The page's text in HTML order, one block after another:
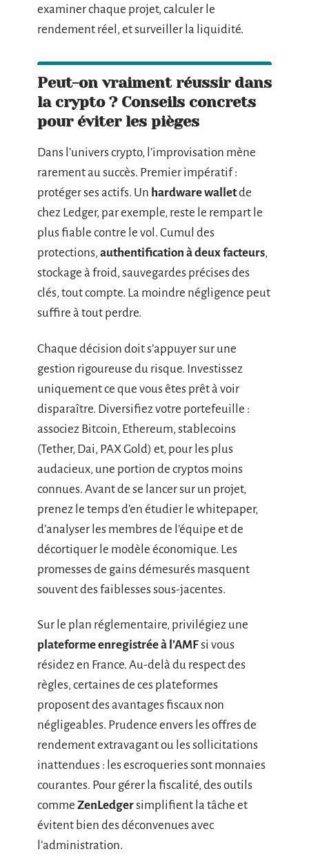
examiner chaque projet, calculer le
rendement réel, et surveiller la liquidité.
Peut-on vraiment réussir dans
la crypto ? Conseils concrets
pour éviter les pièges
Dans l’univers crypto, l’improvisation mène
rarement au succès. Premier impératif :
protéger ses actifs. Un hardware walletde
chez Ledger, par exemple, reste le rempart le
plus fiable contre le vol. Cumul des
protections,authentification à deux facteurs,
stockage à froid, sauvegardes précises des
clés, tout compte. La moindre négligence peut
suffire à tout perdre.
Chaque décision doit s’appuyer sur une
gestion rigoureuse du risque. Investissez
uniquement ce que vous êtes prêt à voir
disparaître. Diversifiez votre portefeuille :
associez Bitcoin, Ethereum, stablecoins
(Tether, Dai, PAX Gold) et, pour les plus
audacieux, une portion de cryptos moins
connues. Avant de se lancer sur un projet,
prenez le temps d’en étudier le whitepaper,
d’analyser les membres de l’équipe et de
décortiquer le modèle économique. Les
promesses de gains démesurés masquent
souvent des faiblesses sous-jacentes.
Sur le plan réglementaire, privilégiez une
plateforme enregistrée à l’AMFsi vous
résidez en France. Au-delà du respect des
règles, certaines de ces plateformes
proposent des avantages fiscaux non
négligeables. Prudence envers les offres de
rendement extravagant ou les sollicitations
inattendues : les escroqueries sont monnaies
courantes. Pour gérer la fiscalité, des outils
comme ZenLedgersimplifient la tâche et
évitent bien des déconvenues avec
l’administration.